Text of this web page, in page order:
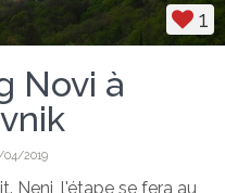
1
Novi à
2019
Neni, l'étape se fera au